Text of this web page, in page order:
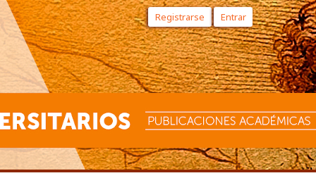
Registrarse Entrar